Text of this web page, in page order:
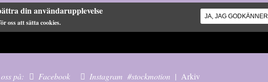
din användarupplevelse
oss att sätta cookies.
JA, JAG GODKÄNNER
på: Facebook Instagram #stockmotion | Arkiv